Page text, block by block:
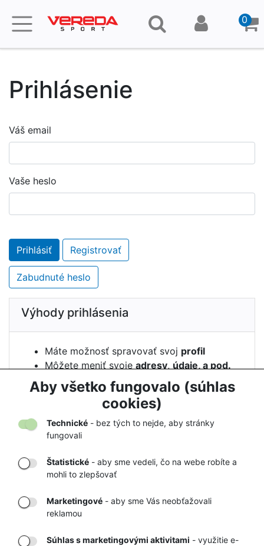
Aby všetko fungovalo (súhlas
cookies)
Technické - bez tých to nejde, aby stránky
fungovali
Štatistické - aby sme vedeli, čo na webe robíte a
mohli to zlepšovať
Marketingové - aby sme Vás neobťažovali
reklamou
Súhlas s marketingovými aktivitami - využitie e-
0
Prihlásenie
Váš email
Vaše heslo
Prihlásiť Registrovať
Zabudnuté heslo
Výhody prihlásenia
Máte možnosť spravovať svoj profil
Môžete meniť svoje adresy, údaje, a pod.
Vidítehistóriu svojich
objednávok
Môžete si nechaťstrážiť cenu
TOVARU AŽ K
VÁM DOMOV
OBCHOD